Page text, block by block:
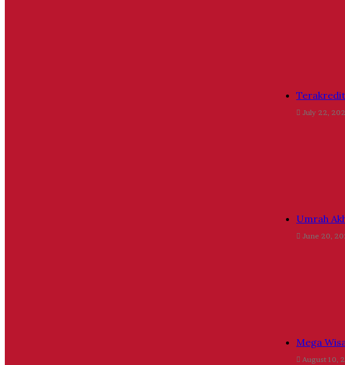
July 22,
Umrah
June 20,
Mega
August 10,